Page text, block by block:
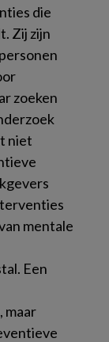
die
Zij zijn
zoeken
niet
mentale
Een
maar